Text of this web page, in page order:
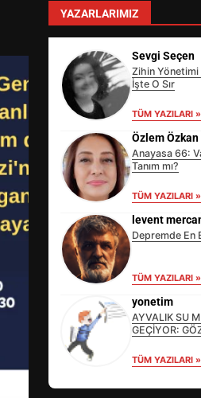
YAZARLARIMIZ
Sevgi Seçen
Zihin Yönetimi
İşte O Sır
TÜM YAZILARI »
Özlem Özkan
Anayasa 66:
Tanım mı?
TÜM YAZILARI »
levent
Depremde En
TÜM YAZILARI »
yonetim
AYVALIK SU
GEÇİYOR:
TÜM YAZILARI »
EİB’DE